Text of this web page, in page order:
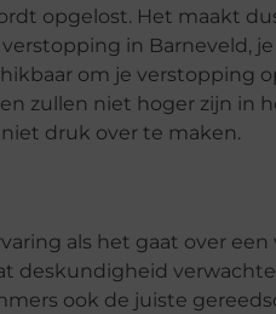
opgelost. Het maakt
in Barneveld,
om je verstopping
zullen niet hoger zijn in
druk over te maken.
als het gaat over
deskundigheid
ook de juiste